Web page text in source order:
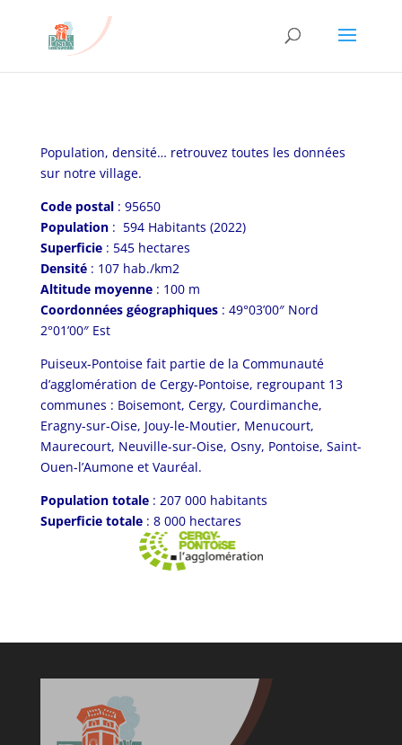
Population, densité… retrouvez toutes les données
sur notre village.
Code postal: 95650
Population: 594 Habitants (2022)
Superficie: 545 hectares
Densité: 107 hab./km2
Altitude moyenne: 100 m
Coordonnées géographiques: 49°03’00″ Nord
2°01’00″ Est
Puiseux-Pontoise fait partie de la Communauté
d’agglomération de Cergy-Pontoise, regroupant 13
communes : Boisemont, Cergy, Courdimanche,
Eragny-sur-Oise, Jouy-le-Moutier, Menucourt,
Maurecourt, Neuville-sur-Oise, Osny, Pontoise, Saint-
Ouen-l’Aumone et Vauréal.
Population totale: 207 000 habitants
Superficie totale: 8 000 hectares